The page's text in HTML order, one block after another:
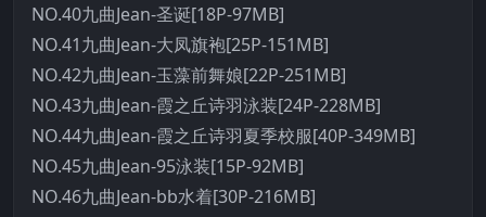
NO.40九曲Jean-圣诞[18P-97MB]
NO.41九曲Jean-大凤旗袍[25P-151MB]
NO.42九曲Jean-玉藻前舞娘[22P-251MB]
NO.43九曲Jean-霞之丘诗羽泳装[24P-228MB]
NO.44九曲Jean-霞之丘诗羽夏季校服[40P-349MB]
NO.45九曲Jean-95泳装[15P-92MB]
NO.46九曲Jean-bb水着[30P-216MB]